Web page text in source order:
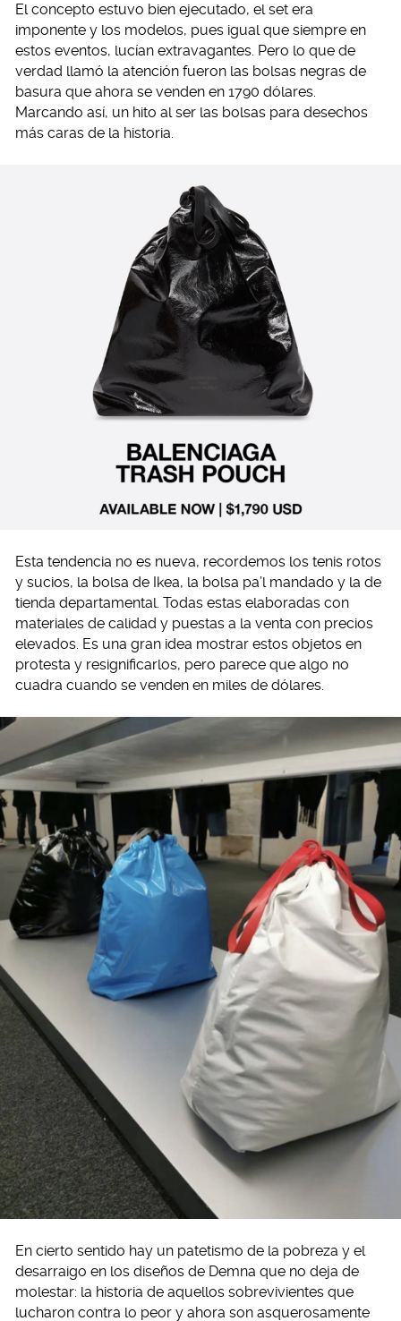
El concepto estuvo bien ejecutado, el set era
imponente y los modelos, pues igual que siempre en
estos eventos, lucían extravagantes. Pero lo que de
verdad llamó la atención fueron las bolsas negras de
basura que ahora se venden en 1790 dólares.
Marcando así, un hito al ser las bolsas para desechos
más caras de la historia.
Esta tendencia no es nueva, recordemos los tenis rotos
y sucios, la bolsa de Ikea, la bolsa pa’l mandado y la de
tienda departamental. Todas estas elaboradas con
materiales de calidad y puestas a la venta con precios
elevados. Es una gran idea mostrar estos objetos en
protesta y resignificarlos, pero parece que algo no
cuadra cuando se venden en miles de dólares.
En cierto sentido hay un patetismo de la pobreza y el
desarraigo en los diseños de Demna que no deja de
molestar: la historia de aquellos sobrevivientes que
lucharon contra lo peor y ahora son asquerosamente